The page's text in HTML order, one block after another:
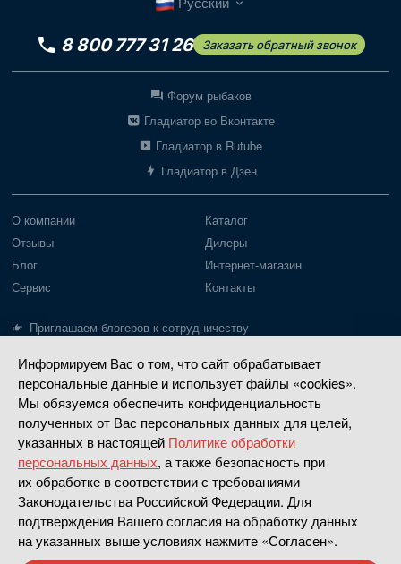
Информируем Вас о том, что сайт обрабатывает
персональные данные и использует файлы «cookies».
Мы обязуемся обеспечить конфиденциальность
полученных от Вас персональных данных для целей,
указанных в настоящей Политике обработки
персональных данных, а также безопасность при
их обработке в соответствии с требованиями
Законодательства Российской Федерации. Для
подтверждения Вашего согласия на обработку данных
на указанных выше условиях нажмите «Согласен».
8 800 777 31 26 Заказать обратный звонок
Форум рыбаков
Гладиатор во Вконтакте
Гладиатор в Rutube
Гладиатор в Дзен
О компании
Отзывы
Блог
Сервис
Приглашаем блогеров к сотрудничеству
Каталог
Дилеры
Интернет-магазин
Контакты
Лодки Gladiator
Пайольное дно
Надувное дно
РИБ
Моторы Gladiator
Моторы до 20 л.с.
Моторы 30-40 л.с.
Четырехтактные
Насадки водометные
Апривер
Политика конфиденциальности